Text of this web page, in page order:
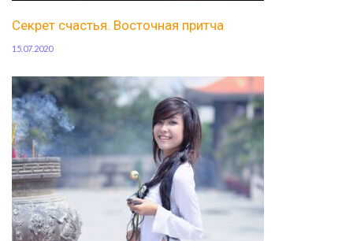
Секрет счастья. Восточная притча
15.07.2020